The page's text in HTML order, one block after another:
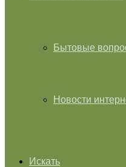
Бытовые
Новости
Искать